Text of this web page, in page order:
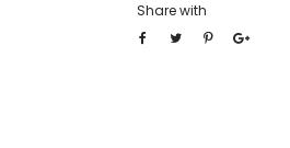
Share with